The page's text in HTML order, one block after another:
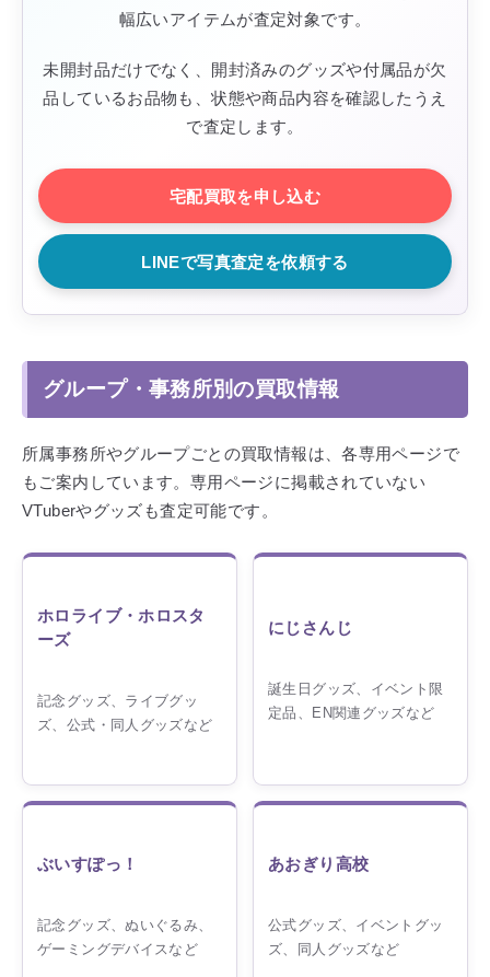
幅広いアイテムが査定対象です。
未開封品だけでなく、開封済みのグッズや付属品が欠
品しているお品物も、状態や商品内容を確認したうえ
で査定します。
宅配買取を申し込む
LINEで写真査定を依頼する
グループ・事務所別の買取情報
所属事務所やグループごとの買取情報は、各専用ページで
もご案内しています。専用ページに掲載されていない
VTuberやグッズも査定可能です。
ホロライブ・ホロスタ
ーズ
記念グッズ、ライブグッ
ズ、公式・同人グッズなど
にじさんじ
誕生日グッズ、イベント限
定品、EN関連グッズなど
ぶいすぽっ！
記念グッズ、ぬいぐるみ、
ゲーミングデバイスなど
あおぎり高校
公式グッズ、イベントグッ
ズ、同人グッズなど